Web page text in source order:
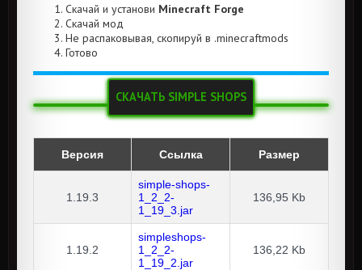
Скачай и установи Minecraft Forge
Скачай мод
Не распаковывая, скопируй в .minecraftmods
Готово
СКАЧАТЬ SIMPLE SHOPS
Версия Ссылка Размер
1.19.3
simple-shops-
1_2_2-
1_19_3.jar
136,95 Kb
1.19.2
simpleshops-
1_2_2-
1_19_2.jar
136,22 Kb